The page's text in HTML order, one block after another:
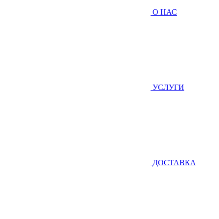
О НАС
УСЛУГИ
ДОСТАВКА